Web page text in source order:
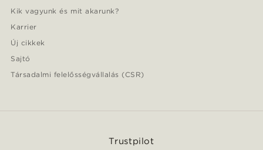
Kik vagyunk és mit akarunk?
Karrier
Új cikkek
Sajtó
Társadalmi felelősségvállalás (CSR)
Trustpilot